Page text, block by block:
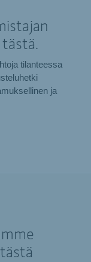
tilanteessa
ja